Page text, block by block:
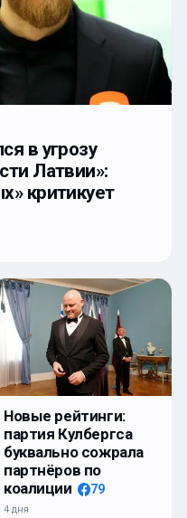
в угрозу
Латвии»:
критикует
Новые рейтинги:
партия Кулбергса
буквально сожрала
партнёров по
коалиции
79
4 дня